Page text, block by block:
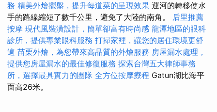
務 精美外燴擺盤，提升每道菜的呈現效果 運河的轉移使水
手的路線縮短了數千公里，避免了大陸的南角。 后里推薦
按摩 現代風裝潢設計，簡單卻富有時尚感 龍潭地區的眼科
診所，提供專業眼科服務 打掃家裡，讓您的居住環境更舒
適 苗栗外燴，為您帶來高品質的外燴服務 房屋漏水處理，
提供您房屋漏水的最佳修復服務 探索台灣五大律師事務
所，選擇最具實力的團隊 全方位按摩療程 Gatun湖比海平
面高26米。